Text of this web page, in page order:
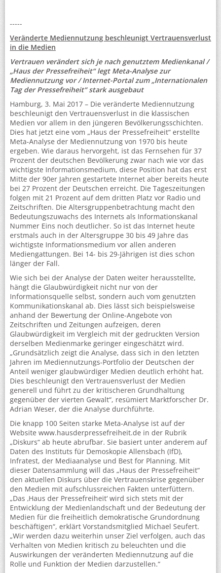
-----
Veränderte Mediennutzung beschleunigt Vertrauensverlust
in die Medien
Vertrauen verändert sich je nach genutztem Medienkanal /
„Haus der Pressefreiheit“ legt Meta-Analyse zur
Mediennutzung vor / Internet-Portal zum „Internationalen
Tag der Pressefreiheit“ stark ausgebaut
Hamburg, 3. Mai 2017 – Die veränderte Mediennutzung
beschleunigt den Vertrauensverlust in die klassischen
Medien vor allem in den jüngeren Bevölkerungsschichten.
Dies hat jetzt eine vom „Haus der Pressefreiheit“ erstellte
Meta-Analyse der Mediennutzung von 1970 bis heute
ergeben. Wie daraus hervorgeht, ist das Fernsehen für 37
Prozent der deutschen Bevölkerung zwar nach wie vor das
wichtigste Informationsmedium, diese Position hat das erst
Mitte der 90er Jahren gestartete Internet aber bereits heute
bei 27 Prozent der Deutschen erreicht. Die Tageszeitungen
folgen mit 21 Prozent auf dem dritten Platz vor Radio und
Zeitschriften. Die Altersgruppenbetrachtung macht den
Bedeutungszuwachs des Internets als Informationskanal
Nummer Eins noch deutlicher. So ist das Internet heute
erstmals auch in der Altersgruppe 30 bis 49 Jahre das
wichtigste Informationsmedium vor allen anderen
Mediengattungen. Bei 14- bis 29-Jährigen ist dies schon
länger der Fall.
Wie sich bei der Analyse der Daten weiter herausstellte,
hängt die Glaubwürdigkeit nicht nur von der
Informationsquelle selbst, sondern auch vom genutzten
Kommunikationskanal ab. Dies lässt sich beispielsweise
anhand der Bewertung der Online-Angebote von
Zeitschriften und Zeitungen aufzeigen, deren
Glaubwürdigkeit im Vergleich mit der gedruckten Version
derselben Medienmarke geringer eingeschätzt wird.
„Grundsätzlich zeigt die Analyse, dass sich in den letzten
Jahren im Mediennutzungs-Portfolio der Deutschen der
Anteil weniger glaubwürdiger Medien deutlich erhöht hat.
Dies beschleunigt den Vertrauensverlust der Medien
generell und führt zu der kritischeren Grundhaltung
gegenüber der vierten Gewalt“, resümiert Marktforscher Dr.
Adrian Weser, der die Analyse durchführte.
Die knapp 100 Seiten starke Meta-Analyse ist auf der
Website www.hausderpressefreiheit.de in der Rubrik
„Diskurs“ ab heute abrufbar. Sie basiert unter anderem auf
Daten des Instituts für Demoskopie Allensbach (IfD),
Infratest, der Mediaanalyse und Best for Planning. Mit
dieser Datensammlung will das „Haus der Pressefreiheit“
den aktuellen Diskurs über die Vertrauenskrise gegenüber
den Medien mit aufschlussreichen Fakten unterfüttern.
„Das ‚Haus der Pressefreiheit‘ wird sich stets mit der
Entwicklung der Medienlandschaft und der Bedeutung der
Medien für die freiheitlich demokratische Grundordnung
beschäftigen“, erklärt Vorstandsmitglied Michael Seufert.
„Wir werden dazu weiterhin unser Ziel verfolgen, auch das
Verhalten von Medien kritisch zu beleuchten und die
Auswirkungen der veränderten Mediennutzung auf die
Rolle und Funktion der Medien darzustellen.“